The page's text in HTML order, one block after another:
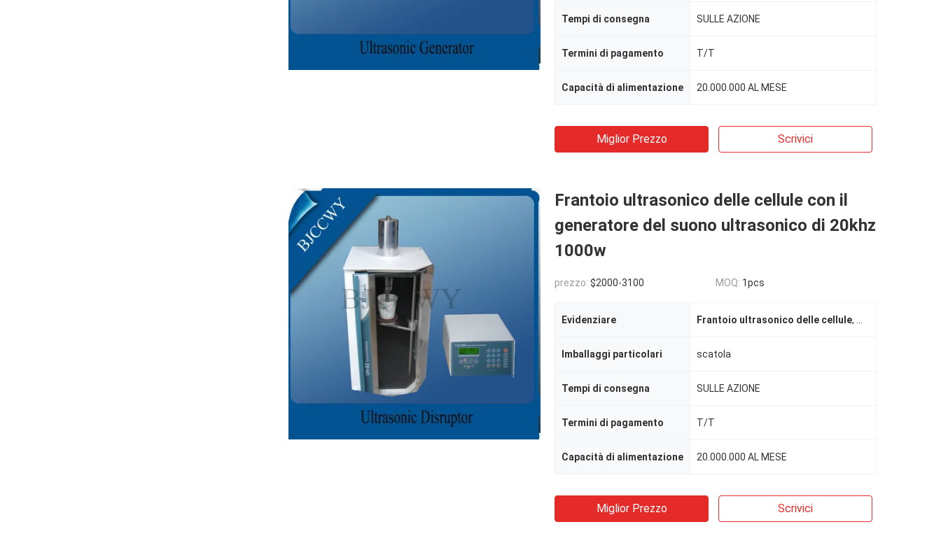
Tempi di consegna SULLE AZIONE
Termini di pagamento T/T
Capacità di alimentazione 20.000.000 AL MESE
Miglior Prezzo Scrivici
Frantoio ultrasonico delle cellule con il
generatore del suono ultrasonico di 20khz
1000w
prezzo: $2000-3100 MOQ: 1pcs
Evidenziare Frantoio ultrasonico delle cellule,
Imballaggi particolari scatola
Tempi di consegna SULLE AZIONE
Termini di pagamento T/T
Capacità di alimentazione 20.000.000 AL MESE
Miglior Prezzo Scrivici